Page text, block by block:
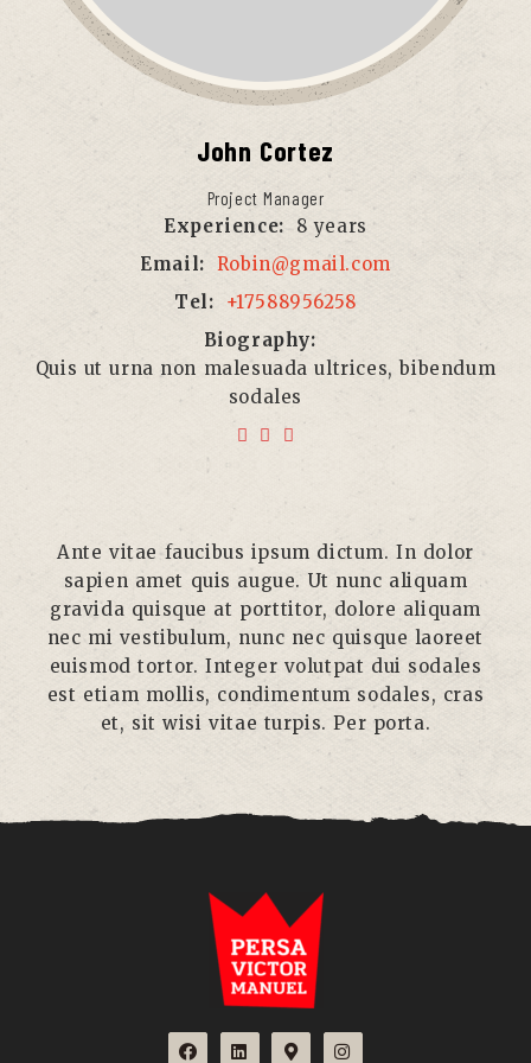
John Cortez
Project Manager
Experience:
8 years
Email: Robin@gmail.com
Tel:
+17588956258
Biography:
Quis ut urna non malesuada ultrices, bibendum
sodales
Ante vitae faucibus ipsum dictum. In dolor
sapien amet quis augue. Ut nunc aliquam
gravida quisque at porttitor, dolore aliquam
nec mi vestibulum, nunc nec quisque laoreet
euismod tortor. Integer volutpat dui sodales
est etiam mollis, condimentum sodales, cras
et, sit wisi vitae turpis. Per porta.